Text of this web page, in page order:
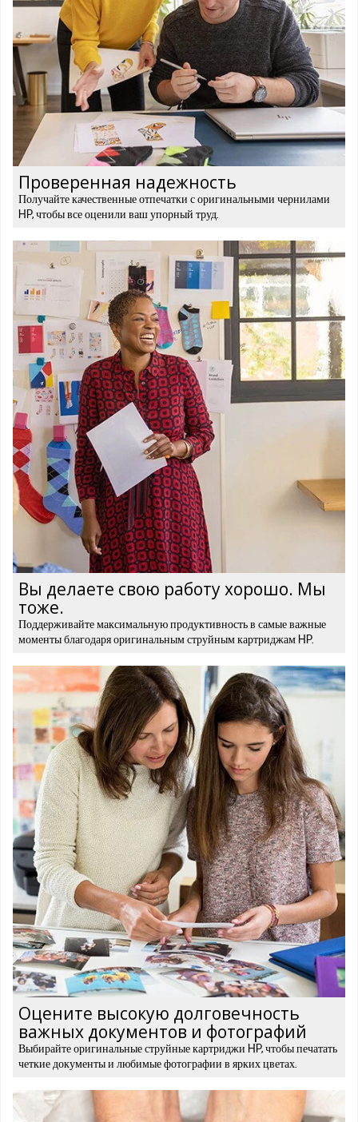
Проверенная надежность
Получайте качественные отпечатки с оригинальными чернилами
HP, чтобы все оценили ваш упорный труд.
Вы делаете свою работу хорошо. Мы
тоже.
Поддерживайте максимальную продуктивность в самые важные
моменты благодаря оригинальным струйным картриджам HP.
Оцените высокую долговечность
важных документов и фотографий
Выбирайте оригинальные струйные картриджи HP, чтобы печатать
четкие документы и любимые фотографии в ярких цветах.